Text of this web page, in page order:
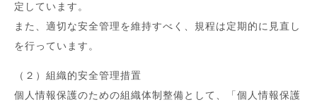
定しています。
また、適切な安全管理を維持すべく、規程は定期的に見直し
を行っています。
（２）組織的安全管理措置
個人情報保護のための組織体制整備として、「個人情報保護